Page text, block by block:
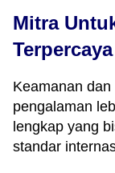
Mitra
Keamanan
pengalaman
lengkap yang
standar